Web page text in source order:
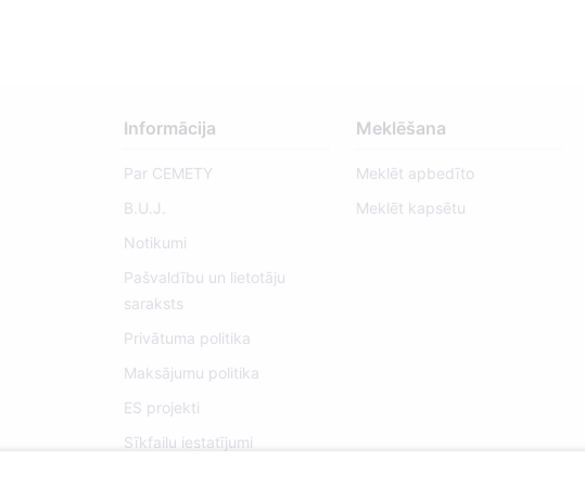
Informācija
Par CEMETY
B.U.J.
Notikumi
Pašvaldību un lietotāju
saraksts
Privātuma politika
Maksājumu politika
ES projekti
Sīkfailu iestatījumi
Meklēšana
Meklēt apbedīto
Meklēt kapsētu